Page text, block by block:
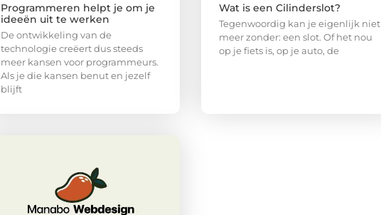
Programmeren helpt je om je
ideeën uit te werken
De ontwikkeling van de
technologie creëert dus steeds
meer kansen voor programmeurs.
Als je die kansen benut en jezelf
blijft
Wat is een Cilinderslot?
Tegenwoordig kan je eigenlijk niet
meer zonder: een slot. Of het nou
op je fiets is, op je auto, de